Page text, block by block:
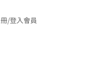
/登入會員